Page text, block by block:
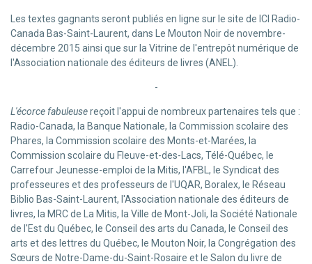
Les textes gagnants seront publiés en ligne sur le site de ICI Radio-
Canada Bas-Saint-Laurent, dans Le Mouton Noir de novembre-
décembre 2015 ainsi que sur la Vitrine de l'entrepôt numérique de
l'Association nationale des éditeurs de livres (ANEL).
-
L'écorce fabuleusereçoit l'appui de nombreux partenaires tels que :
Radio-Canada, la Banque Nationale, la Commission scolaire des
Phares, la Commission scolaire des Monts-et-Marées, la
Commission scolaire du Fleuve-et-des-Lacs, Télé-Québec, le
Carrefour Jeunesse-emploi de la Mitis, l'AFBL, le Syndicat des
professeures et des professeurs de l'UQAR, Boralex, le Réseau
Biblio Bas-Saint-Laurent, l'Association nationale des éditeurs de
livres, la MRC de La Mitis, la Ville de Mont-Joli, la Société Nationale
de l'Est du Québec, le Conseil des arts du Canada, le Conseil des
arts et des lettres du Québec, le Mouton Noir, la Congrégation des
Sœurs de Notre-Dame-du-Saint-Rosaire et le Salon du livre de